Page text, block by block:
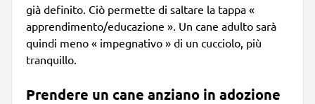
già definito. Ciò permette di saltare la tappa «
apprendimento/educazione ». Un cane adulto sarà
quindi meno « impegnativo » di un cucciolo, più
tranquillo.
Prendere un cane anziano in adozione